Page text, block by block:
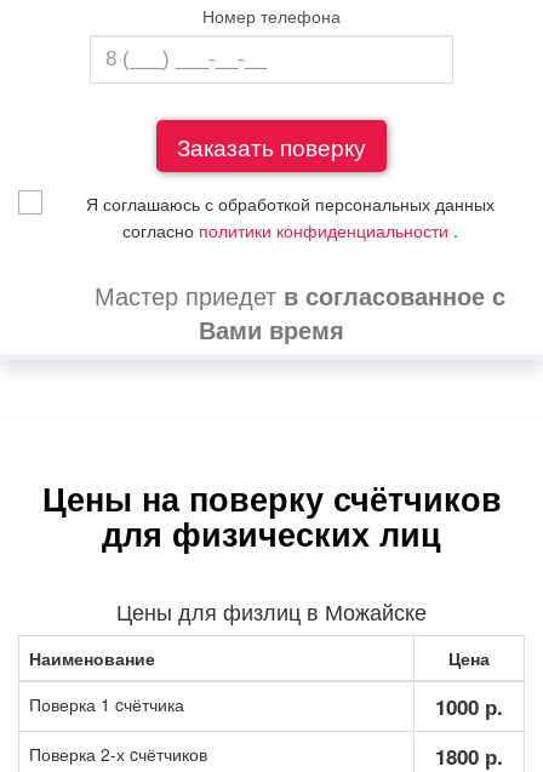
Номер телефона
Я соглашаюсь с обработкой персональных данных
согласно политики конфиденциальности .
Мастер приедет в согласованное с
Вами время
Цены на поверку счётчиков
для физических лиц
Цены для физлиц в Можайске
Наименование
Цена
Поверка 1 cчётчика
1000 р.
Поверка 2-х cчётчиков 1800 р.